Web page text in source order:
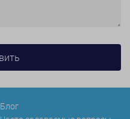
Блог